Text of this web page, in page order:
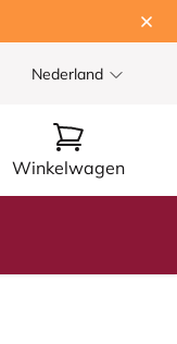
Nederland
Winkelwagen